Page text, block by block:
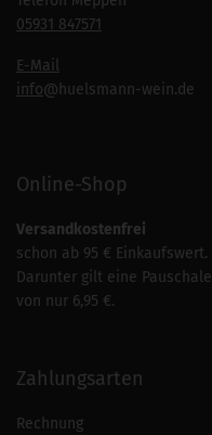
05931 847571
E-Mail
info@huelsmann-wein.de
Online-Shop
Versandkostenfrei
schon ab 95 € Einkaufswert.
Darunter gilt eine Pauschale
von nur 6,95 €.
Zahlungsarten
Rechnung